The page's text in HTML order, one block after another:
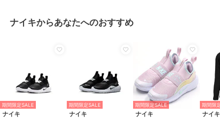
ガールズ
ベビーシューズ
／
特徴
ベビーシューズ
ライフスタイル
ファーストシューズ
ナイキからあなたへのおすすめ
期間限定SALE
ナイキ
期間限定SALE
ナイキ
期間限定SALE
ナイキ
期間限
ナイキ